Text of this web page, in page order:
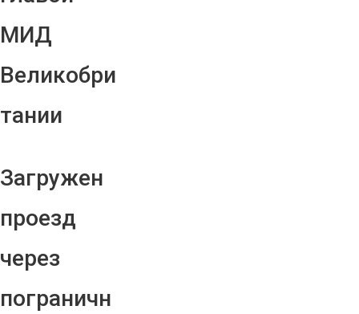
МИД
Великобри
тании
Загружен
проезд
через
пограничн